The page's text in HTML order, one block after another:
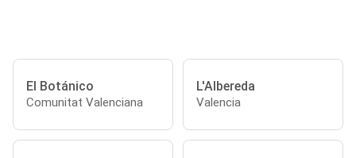
El Botánico
Comunitat Valenciana
L'Albereda
Valencia